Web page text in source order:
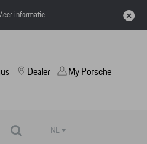
informatie
Dealer My Porsche
NL